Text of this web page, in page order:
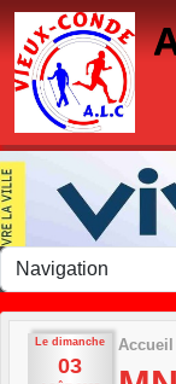
Le dimanche
03
Accueil
Panneau de gestion